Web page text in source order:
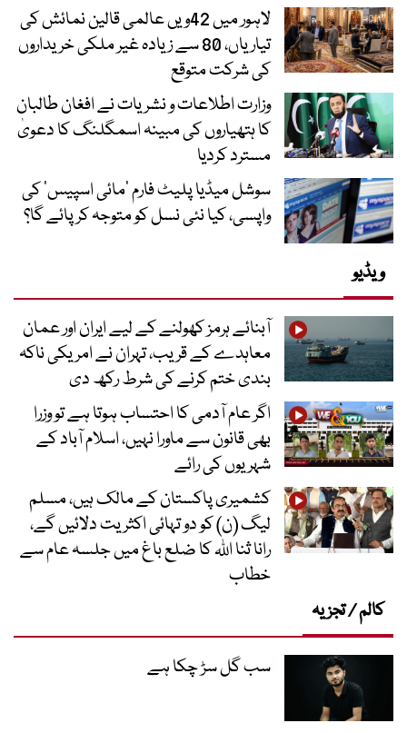
لاہور میں 42ویں عالمی قالین نمائش کی
تیاریاں، 80 سے زیادہ غیر ملکی خریداروں
کی شرکت متوقع
وزارت اطلاعات و نشریات نے افغان طالبان
کا ہتھیاروں کی مبینہ اسمگلنگ کا دعویٰ
مسترد کردیا
سوشل میڈیا پلیٹ فارم ‘مائی اسپیس’ کی
واپسی، کیا نئی نسل کو متوجہ کر پائے گا؟
ویڈیو
آبنائے ہرمز کھولنے کے لیے ایران اور عمان
معاہدے کے قریب، تہران نے امریکی ناکہ
بندی ختم کرنے کی شرط رکھ دی
اگر عام آدمی کا احتساب ہوتا ہے تو وزرا
بھی قانون سے ماورا نہیں، اسلام آباد کے
شہریوں کی رائے
کشمیری پاکستان کے مالک ہیں، مسلم
لیگ (ن) کو دو تہائی اکثریت دلائیں گے،
رانا ثنا اللہ کا ضلع باغ میں جلسہ عام سے
خطاب
کالم / تجزیہ
سب گل سڑ چکا ہے